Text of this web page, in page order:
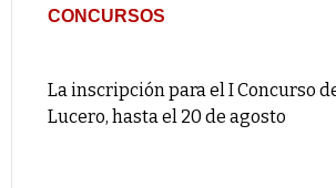
CONCURSOS
La inscripción para el I Concurso
Lucero, hasta el 20 de agosto